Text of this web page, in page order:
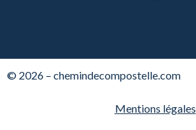
© 2026 – chemindecompostelle.com
Mentions légales